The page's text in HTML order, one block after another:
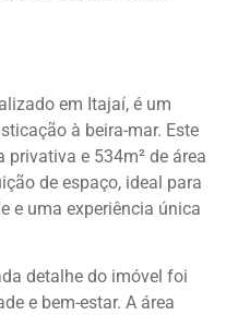
em Itajaí, é um
à beira-mar. Este
privativa e 534m² de área
de espaço, ideal para
e uma experiência única
detalhe do imóvel foi
e bem-estar. A área